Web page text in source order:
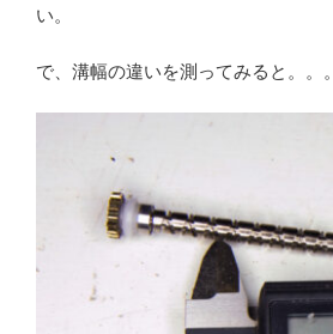
い。
で、溝幅の違いを測ってみると。。。